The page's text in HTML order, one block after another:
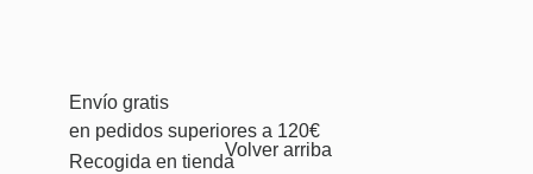
Volver arriba
Envío gratis
en pedidos superiores a 120€
Recogida en tienda